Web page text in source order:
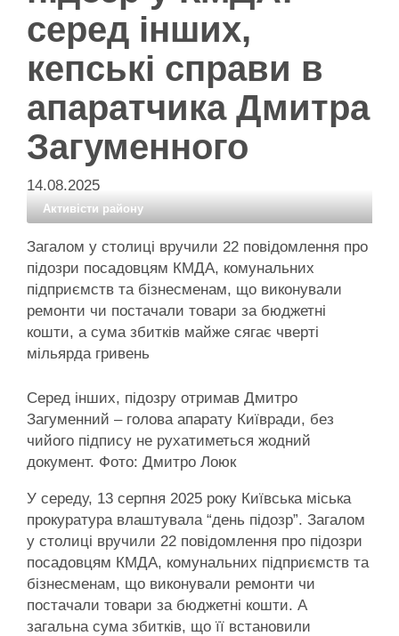
серед інших,
кепські справи в
апаратчика Дмитра
Загуменного
14.08.2025
Активісти району
Загалом у столиці вручили 22 повідомлення про
підозри посадовцям КМДА, комунальних
підприємств та бізнесменам, що виконували
ремонти чи постачали товари за бюджетні
кошти, а сума збитків майже сягає чверті
мільярда гривень
Серед інших, підозру отримав Дмитро
Загуменний – голова апарату Київради, без
чийого підпису не рухатиметься жодний
документ. Фото: Дмитро Лоюк
У середу, 13 серпня 2025 року Київська міська
прокуратура влаштувала “день підозр”. Загалом
у столиці вручили 22 повідомлення про підозри
посадовцям КМДА, комунальних підприємств та
бізнесменам, що виконували ремонти чи
постачали товари за бюджетні кошти. А
загальна сума збитків, що її встановили